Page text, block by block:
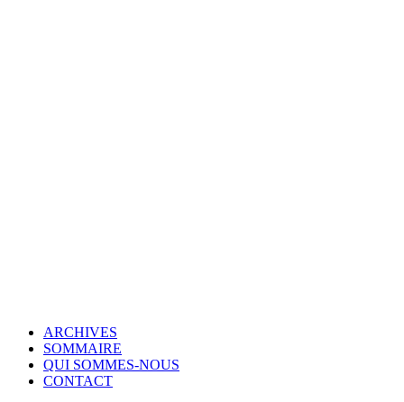
ARCHIVES
SOMMAIRE
QUI SOMMES-NOUS
CONTACT